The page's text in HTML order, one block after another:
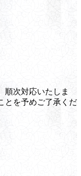
順次対応いたしま
とを予めご了承くだ